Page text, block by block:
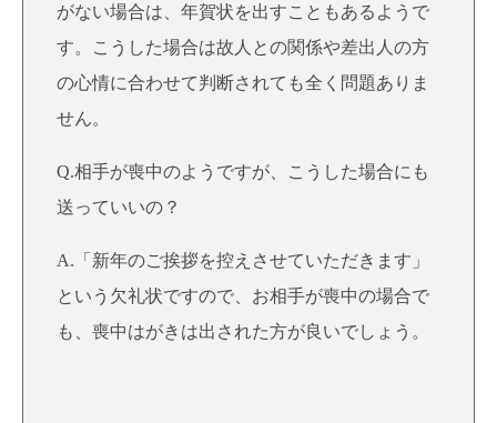
がない場合は、年賀状を出すこともあるようで
す。こうした場合は故人との関係や差出人の方
の心情に合わせて判断されても全く問題ありま
せん。
Q.相手が喪中のようですが、こうした場合にも
送っていいの？
A.「新年のご挨拶を控えさせていただきます」
という欠礼状ですので、お相手が喪中の場合で
も、喪中はがきは出された方が良いでしょう。